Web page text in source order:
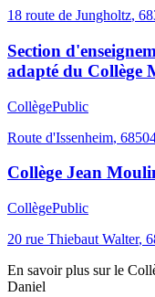
18 route de Jungholtz,
Section
adapté du Collège
CollègePublic
Route d'Issenheim,
Collège Jean
CollègePublic
20 rue Thiebaut Walter,
En savoir plus sur le
Daniel